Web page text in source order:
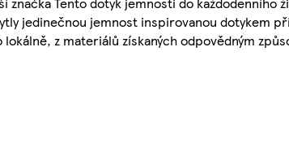
jedinečnou jemnost inspirovanou dotykem
z materiálů získaných odpovědným